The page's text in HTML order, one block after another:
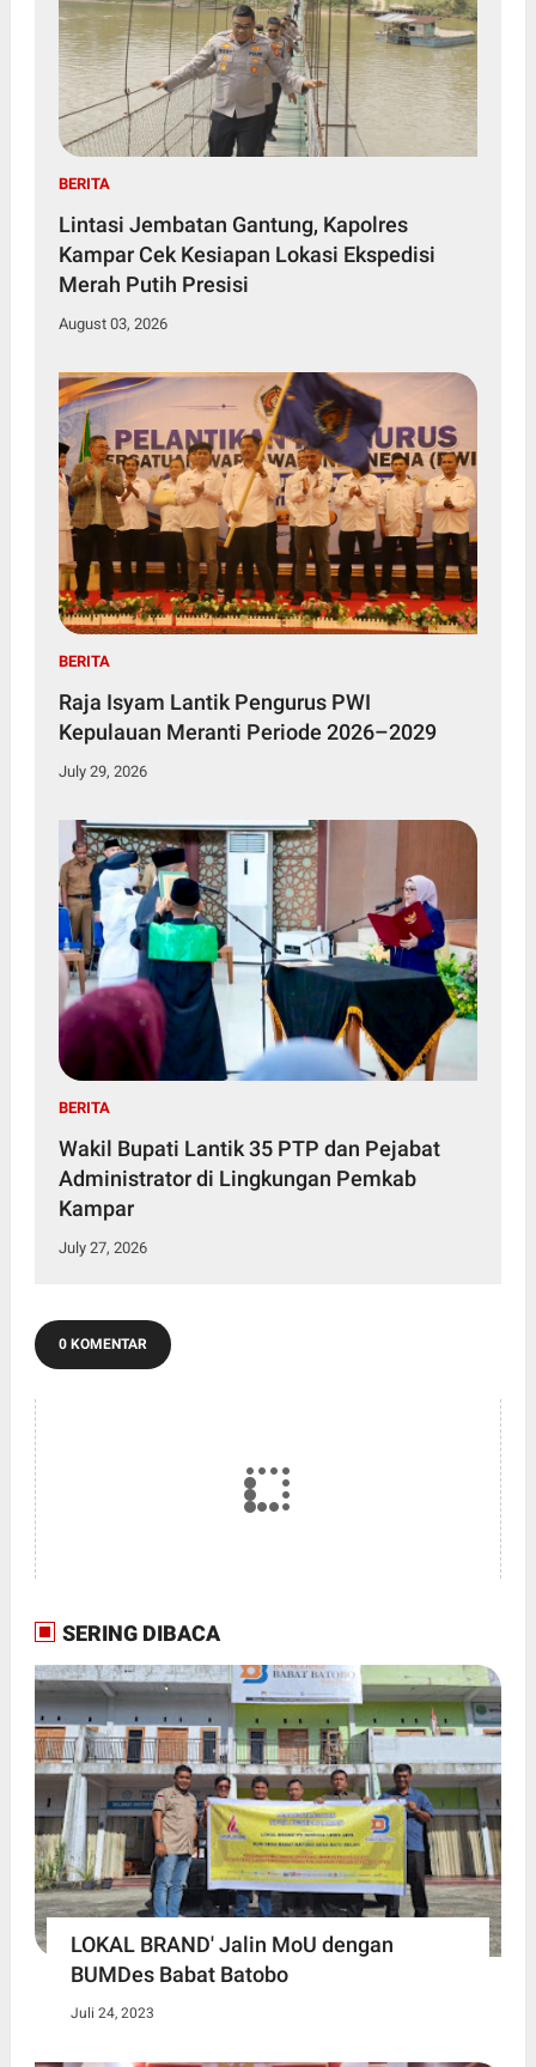
BERITA
Lintasi Jembatan Gantung, Kapolres
Kampar Cek Kesiapan Lokasi Ekspedisi
Merah Putih Presisi
August 03, 2026
BERITA
Raja Isyam Lantik Pengurus PWI
Kepulauan Meranti Periode 2026–2029
July 29, 2026
BERITA
Wakil Bupati Lantik 35 PTP dan Pejabat
Administrator di Lingkungan Pemkab
Kampar
July 27, 2026
0 KOMENTAR
SERING DIBACA
LOKAL BRAND' Jalin MoU dengan
BUMDes Babat Batobo
Juli 24, 2023